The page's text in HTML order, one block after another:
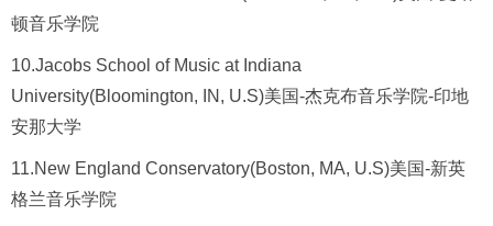
顿音乐学院
10.Jacobs School of Music at Indiana
University(Bloomington, IN, U.S)美国-杰克布音乐学院-印地
安那大学
11.New England Conservatory(Boston, MA, U.S)美国-新英
格兰音乐学院